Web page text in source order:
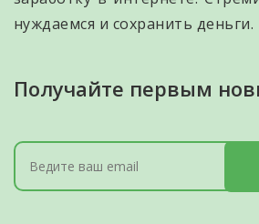
нуждаемся и сохранить деньги.
Получайте первым